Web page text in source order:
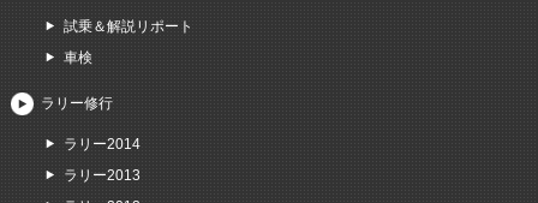
試乗＆解説リポート
車検
ラリー修行
ラリー2014
ラリー2013